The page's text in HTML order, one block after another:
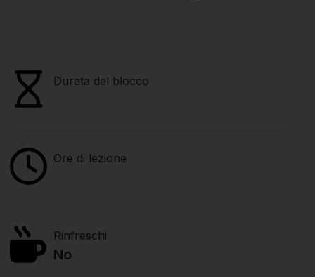
Durata del blocco
Ore di lezione
Rinfreschi
No